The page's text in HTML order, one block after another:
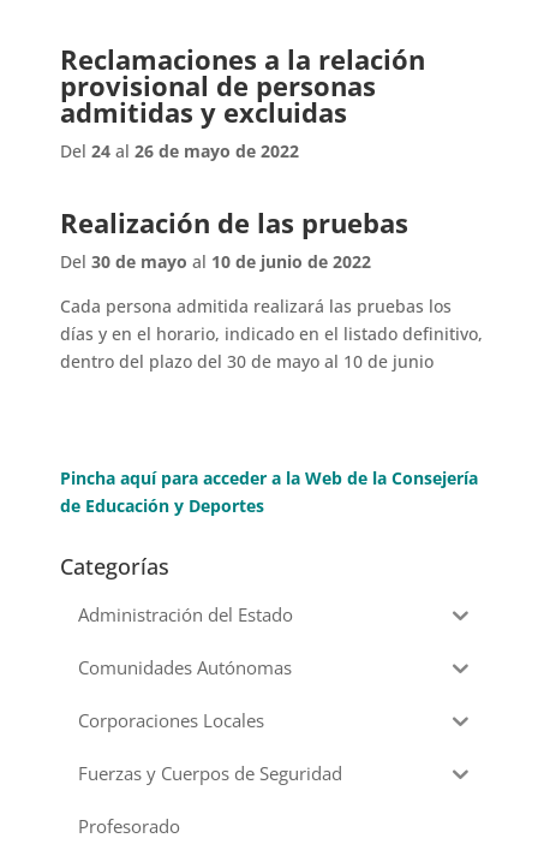
Reclamaciones a la relación
provisional de personas
admitidas y excluidas
Del 24al26 de mayo de 2022
Realización de las pruebas
Del 30 de mayoal 10 de junio de 2022
Cada persona admitida realizará las pruebas los
días y en el horario, indicado en el listado definitivo,
dentro del plazo del 30 de mayo al 10 de junio
Pincha aquí para acceder a la Web de la Consejería
de Educación y Deportes
Categorías
Administración del Estado
Comunidades Autónomas
Corporaciones Locales
Fuerzas y Cuerpos de Seguridad
Profesorado